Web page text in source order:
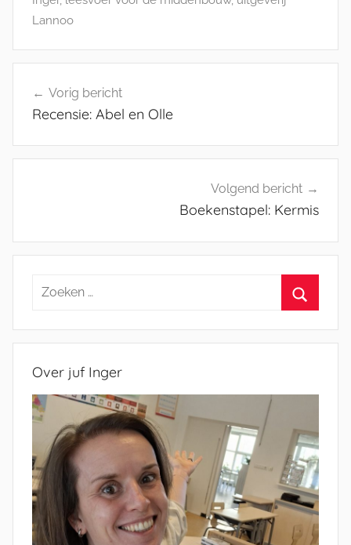
Lannoo
navigatie
Vorig bericht
Recensie: Abel en Olle
Volgend bericht
Boekenstapel: Kermis
Zoeken
Over juf Inger